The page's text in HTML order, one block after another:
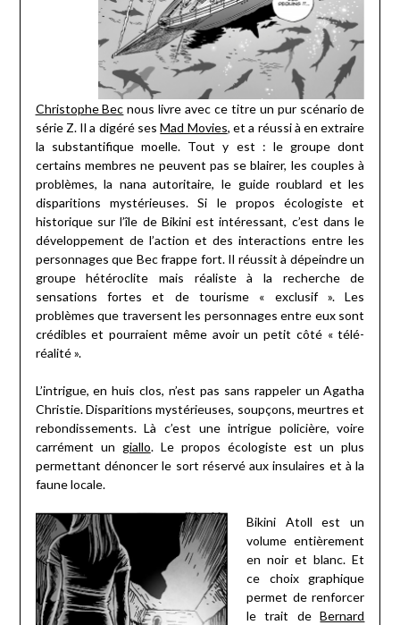
Christophe Bec nous livre avec ce titre un pur scénario de
série Z. Il a digéré sesMad Movies, et a réussi à en extraire
la substantifique moelle. Tout y est : le groupe dont
certains membres ne peuvent pas se blairer, les couples à
problèmes, la nana autoritaire, le guide roublard et les
disparitions mystérieuses. Si le propos écologiste et
historique sur l’île de Bikini est intéressant, c’est dans le
développement de l’action et des interactions entre les
personnages que Bec frappe fort. Il réussit à dépeindre un
groupe hétéroclite mais réaliste à la recherche de
sensations fortes et de tourisme « exclusif ». Les
problèmes que traversent les personnages entre eux sont
crédibles et pourraient même avoir un petit côté « télé-
réalité ».
L’intrigue, en huis clos, n’est pas sans rappeler un Agatha
Christie. Disparitions mystérieuses, soupçons, meurtres et
rebondissements. Là c’est une intrigue policière, voire
carrément un giallo. Le propos écologiste est un plus
permettant dénoncer le sort réservé aux insulaires et à la
faune locale.
Bikini Atoll est un
volume entièrement
en noir et blanc. Et
ce choix graphique
permet de renforcer
le trait deBernard